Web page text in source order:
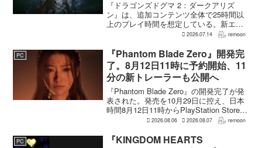
～1時間
『ドラゴンズドグマ 2：ダークアリズ
ン』は、追加コンテンツ全体で25時間以
上のプレイ時間を想定している。新エリ
ア「ノルガン」で展開されるメインシナ
追加される12種類のユニークダンジョン
「忘れられた試...
2026.07.14 remoon
PC
『Phantom Blade Zero』開発完
了。8月12日11時に予約開始、11
分の新トレーラーも公開へ
『Phantom Blade Zero』の開発完了が発
表された。発売を10月29日に控え、日本
時間8月12日11時からPlayStation Store、
Steam、Epic Games Storeで予約受付が
2026.08.06 2026.08.07 remoon
PC
『KINGDOM HEARTS